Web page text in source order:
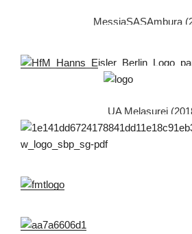
MessiaSASAmbura
UA Melasurej